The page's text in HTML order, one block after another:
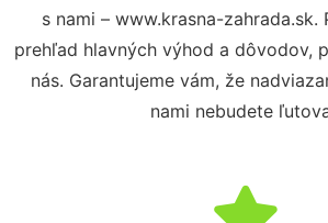
s nami – www.krasna-zahrada.sk.
prehľad hlavných výhod a dôvodov,
nás. Garantujeme vám, že
nami nebudete